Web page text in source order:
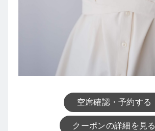
空席確認・予約する
クーポンの詳細を見る